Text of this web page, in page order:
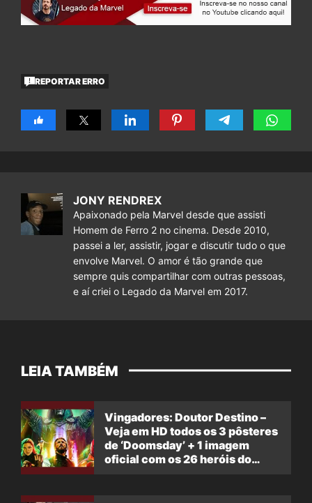
REPORTAR ERRO
JONY RENDREX
Apaixonado pela Marvel desde que assisti
Homem de Ferro 2 no cinema. Desde 2010,
passei a ler, assistir, jogar e discutir tudo o que
envolve Marvel. O amor é tão grande que
sempre quis compartilhar com outras pessoas,
e aí criei o Legado da Marvel em 2017.
LEIA TAMBÉM
Vingadores: Doutor Destino –
Veja em HD todos os 3 pôsteres
de ‘Doomsday’ + 1 imagem
oficial com os 26 heróis do